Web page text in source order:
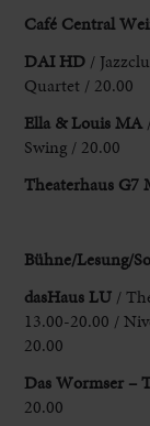
Café Central
DAI HD /
Quartet / 20.00
Ella & Louis MA
Swing / 20.00
Theaterhaus G7
Bühne/Lesung/
dasHaus LU /
13.00-20.00 /
20.00
Das Wormser –
20.00